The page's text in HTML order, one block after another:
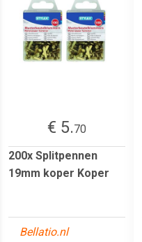
€ 5.70
200x Splitpennen
19mm koper Koper
Bellatio.nl